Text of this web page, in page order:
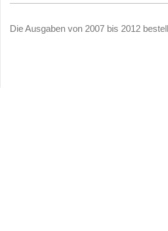
Die Ausgaben von 2007 bis 2012